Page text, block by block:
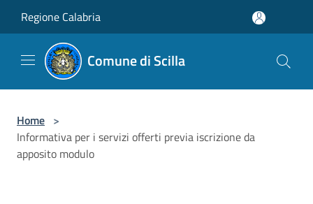
Regione Calabria
Comune di Scilla
Home >
Informativa per i servizi offerti previa iscrizione da
apposito modulo